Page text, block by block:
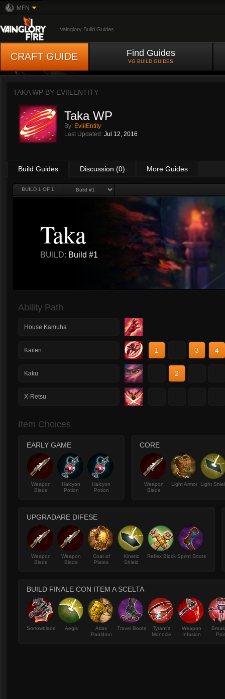
MFN
Vainglory Build Guides
CRAFT GUIDE Find Guides
VG BUILD GUIDES
TAKA WP BY EVIILENTITY
Taka WP
By: EviilEntity
Last Updated: Jul 12, 2016
Build Guides Discussion (0) More Guides
BUILD 1 OF 1
Taka
BUILD: Build #1
Ability Path
House Kamuha
Kaiten 1 3 4
Kaku 2
X-Retsu
Item Choices
EARLY GAME
Weapon
Blade
Halcyon
Potion
Halcyon
Potion
CORE
Weapon
Blade
Light Armor Light
UPGRADARE DIFESE
Weapon
Blade
Weapon
Blade
Coat of
Plates
Kinetic
Shield
Reflex Block Sprint Boots
BUILD FINALE CON ITEM A SCELTA
Sorrowblade Aegis
Atlas
Pauldron
Travel Boots
Tyrant's
Monocle
Weapon
Infusion